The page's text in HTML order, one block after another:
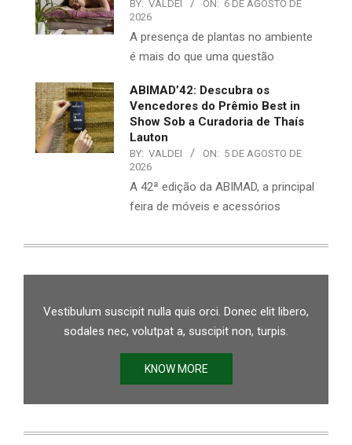
BY: VALDEI ON: 6 DE AGOSTO DE
2026
A presença de plantas no ambiente
é mais do que uma questão
ABIMAD’42: Descubra os
Vencedores do Prêmio Best in
Show Sob a Curadoria de Thaís
Lauton
BY: VALDEI ON: 5 DE AGOSTO DE
2026
A 42ª edição da ABIMAD, a principal
feira de móveis e acessórios
Vestibulum suscipit nulla quis orci. Donec elit libero,
sodales nec, volutpat a, suscipit non, turpis.
KNOW MORE